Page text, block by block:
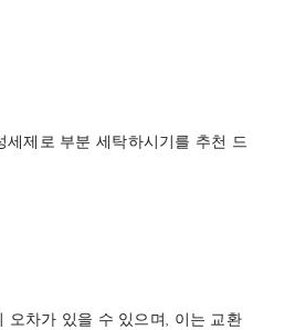
제로 부분 세탁하시기를 추천 드
차가 있을 수 있으며, 이는 교환